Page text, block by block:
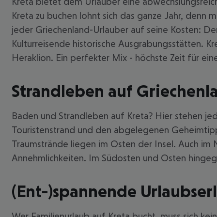
Kreta zu buchen lohnt sich das ganze Jahr,
jeder Griechenland-Urlauber auf seine Kosten:
Kulturreisende historische Ausgrabungsstätten.
Heraklion. Ein perfekter Mix - höchste Zeit für
Strandleben auf
Baden und Strandleben auf Kreta? Hier stehen
Touristenstrand und den abgelegenen
Traumstrände liegen im Osten der Insel. Auch
Annehmlichkeiten. Im Südosten und Osten
(Ent-)spannende